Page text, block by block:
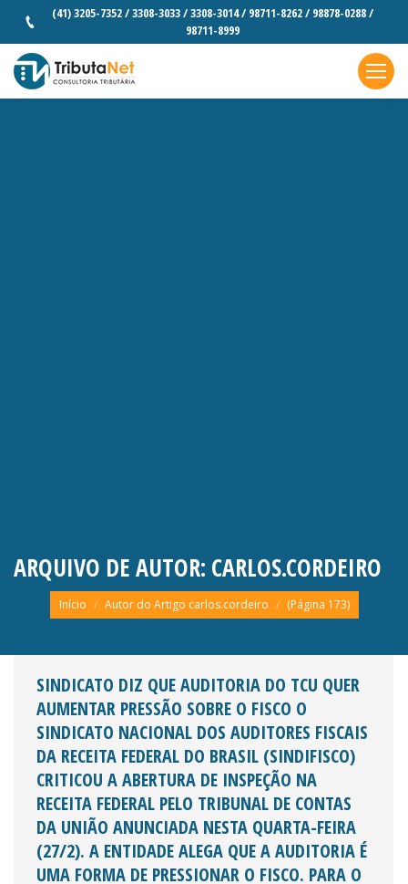
(41) 3205-7352 / 3308-3033 / 3308-3014 / 98711-8262 / 98878-0288 /
98711-8999
ARQUIVO DE AUTOR: CARLOS.CORDEIRO
Você está aqui:
Início Autor do Artigo carlos.cordeiro (Página 173)
SINDICATO DIZ QUE AUDITORIA DO TCU QUER
AUMENTAR PRESSÃO SOBRE O FISCO O
SINDICATO NACIONAL DOS AUDITORES FISCAIS
DA RECEITA FEDERAL DO BRASIL (SINDIFISCO)
CRITICOU A ABERTURA DE INSPEÇÃO NA
RECEITA FEDERAL PELO TRIBUNAL DE CONTAS
DA UNIÃO ANUNCIADA NESTA QUARTA-FEIRA
(27/2). A ENTIDADE ALEGA QUE A AUDITORIA É
UMA FORMA DE PRESSIONAR O FISCO. PARA O